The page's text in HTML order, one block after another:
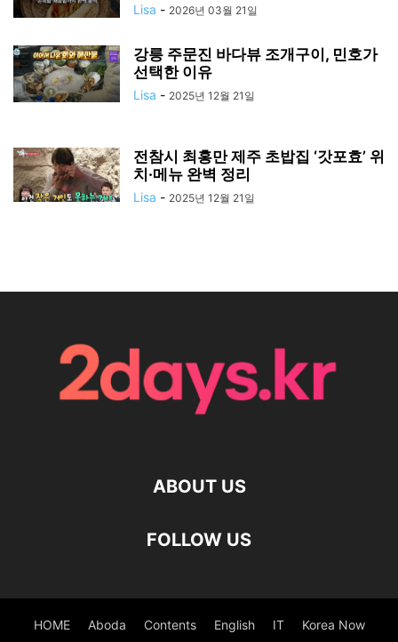
Lisa - 2026년 03월 21일
강릉 주문진 바다뷰 조개구이, 민호가
선택한 이유
Lisa - 2025년 12월 21일
전참시 최홍만 제주 초밥집 ‘갓포효’ 위
치·메뉴 완벽 정리
Lisa - 2025년 12월 21일
ABOUT US
FOLLOW US
HOME Aboda Contents English IT Korea Now